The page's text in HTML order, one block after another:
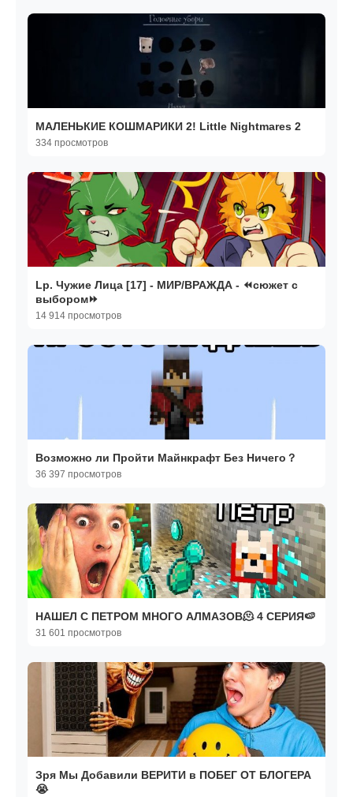
МАЛЕНЬКИЕ КОШМАРИКИ 2! Little Nightmares 2
334 просмотров
Lp. Чужие Лица [17] - МИР/ВРАЖДА - ⏪сюжет с
выбором⏩
14 914 просмотров
Возможно ли Пройти Майнкрафт Без Ничего？
36 397 просмотров
НАШЕЛ С ПЕТРОМ МНОГО АЛМАЗОВ🫠 4 СЕРИЯ🍉
31 601 просмотров
Зря Мы Добавили ВЕРИТИ в ПОБЕГ ОТ БЛОГЕРА
😭